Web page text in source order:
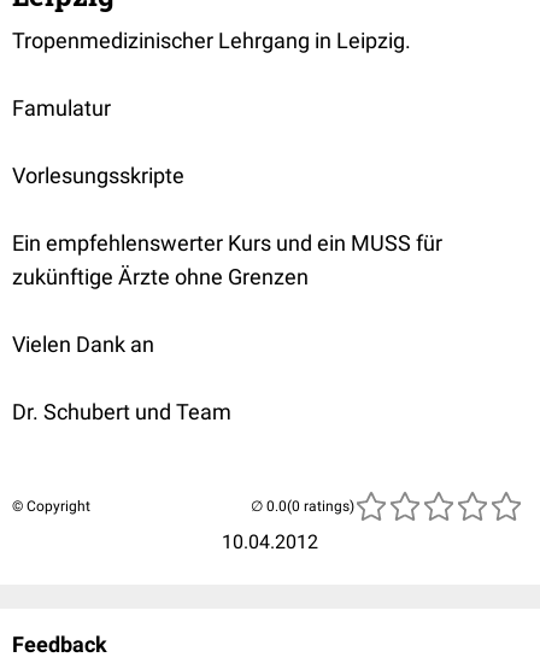
Tropenmedizinischer Lehrgang in Leipzig.
Famulatur
Vorlesungsskripte
Ein empfehlenswerter Kurs und ein MUSS für
zukünftige Ärzte ohne Grenzen
Vielen Dank an
Dr. Schubert und Team
© Copyright
10.04.2012
(0 ratings)
Feedback